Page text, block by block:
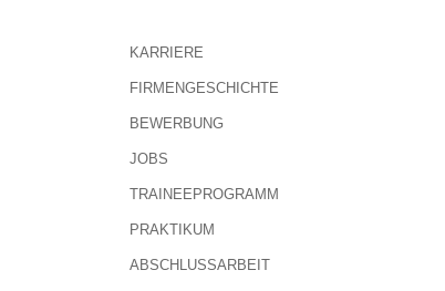
KARRIERE
FIRMENGESCHICHTE
BEWERBUNG
JOBS
TRAINEEPROGRAMM
PRAKTIKUM
ABSCHLUSSARBEIT